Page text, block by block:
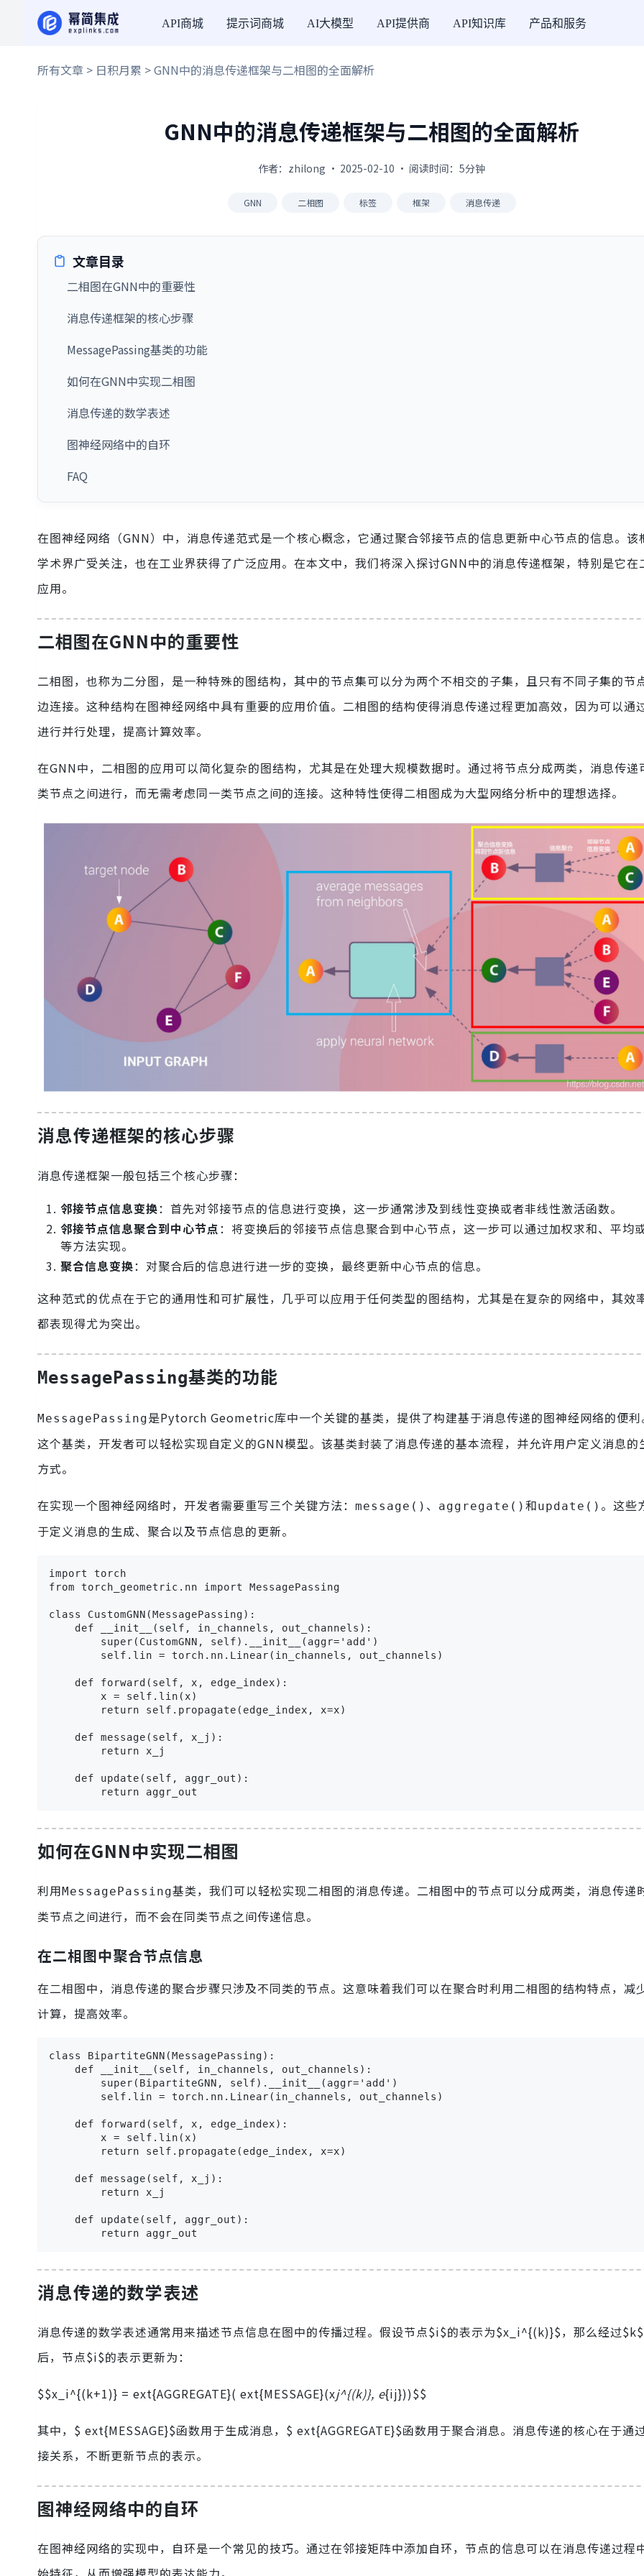
API商城 提示词商城 AI大模型 API提供商 API知识库 产品和服务
所有文章 > 日积月累 > GNN中的消息传递框架与二相图的全面解析
GNN中的消息传递框架与二相图的全面解析
作者：zhilong · 2025-02-10 · 阅读时间：5分钟
GNN 二相图 标签 框架 消息传递
文章目录
二相图在GNN中的重要性
消息传递框架的核心步骤
MessagePassing基类的功能
如何在GNN中实现二相图
消息传递的数学表述
图神经网络中的自环
FAQ
在图神经网络（GNN）中，消息传递范式是一个核心概念，它通过聚合邻接节点的信息更新中心节点的信息。该
学术界广受关注，也在工业界获得了广泛应用。在本文中，我们将深入探讨GNN中的消息传递框架，特别是它在
应用。
二相图在GNN中的重要性
二相图，也称为二分图，是一种特殊的图结构，其中的节点集可以分为两个不相交的子集，且只有不同子集的节
边连接。这种结构在图神经网络中具有重要的应用价值。二相图的结构使得消息传递过程更加高效，因为可以通
进行并行处理，提高计算效率。
在GNN中，二相图的应用可以简化复杂的图结构，尤其是在处理大规模数据时。通过将节点分成两类，消息传递
类节点之间进行，而无需考虑同一类节点之间的连接。这种特性使得二相图成为大型网络分析中的理想选择。
消息传递框架的核心步骤
消息传递框架一般包括三个核心步骤：
邻接节点信息变换：首先对邻接节点的信息进行变换，这一步通常涉及到线性变换或者非线性激活函数。
邻接节点信息聚合到中心节点 ：将变换后的邻接节点信息聚合到中心节点，这一步可以通过加权求和、平均
等方法实现。
聚合信息变换：对聚合后的信息进行进一步的变换，最终更新中心节点的信息。
这种范式的优点在于它的通用性和可扩展性，几乎可以应用于任何类型的图结构，尤其是在复杂的网络中，其效
都表现得尤为突出。
MessagePassing基类的功能
MessagePassing是Pytorch Geometric库中一个关键的基类，提供了构建基于消息传递的图神经网络的便利
这个基类，开发者可以轻松实现自定义的GNN模型。该基类封装了消息传递的基本流程，并允许用户定义消息的
方式。
在实现一个图神经网络时，开发者需要重写三个关键方法： message() 、 aggregate() 和update() 。这些
于定义消息的生成、聚合以及节点信息的更新。
import torch
from torch_geometric.nn import MessagePassing
class CustomGNN(MessagePassing):
    def __init__(self, in_channels, out_channels):
        super(CustomGNN, self).__init__(aggr='add')
        self.lin = torch.nn.Linear(in_channels, out_channels)
    def forward(self, x, edge_index):
        x = self.lin(x)
        return self.propagate(edge_index, x=x)
    def message(self, x_j):
        return x_j
    def update(self, aggr_out):
        return aggr_out
如何在GNN中实现二相图
利用MessagePassing基类，我们可以轻松实现二相图的消息传递。二相图中的节点可以分成两类，消息传递
类节点之间进行，而不会在同类节点之间传递信息。
在二相图中聚合节点信息
在二相图中，消息传递的聚合步骤只涉及不同类的节点。这意味着我们可以在聚合时利用二相图的结构特点，减
计算，提高效率。
class BipartiteGNN(MessagePassing):
    def __init__(self, in_channels, out_channels):
        super(BipartiteGNN, self).__init__(aggr='add')
        self.lin = torch.nn.Linear(in_channels, out_channels)
    def forward(self, x, edge_index):
        x = self.lin(x)
        return self.propagate(edge_index, x=x)
    def message(self, x_j):
        return x_j
    def update(self, aggr_out):
        return aggr_out
消息传递的数学表述
消息传递的数学表述通常用来描述节点信息在图中的传播过程。假设节点$i$的表示为$x_i^{(k)}$，那么经过
后，节点$i$的表示更新为：
$$x_i^{(k+1)} = ext{AGGREGATE}( ext{MESSAGE}(xj^{(k)}, e{ij}))$$
其中，$ ext{MESSAGE}$函数用于生成消息，$ ext{AGGREGATE}$函数用于聚合消息。消息传递的核心在于通
接关系，不断更新节点的表示。
图神经网络中的自环
在图神经网络的实现中，自环是一个常见的技巧。通过在邻接矩阵中添加自环，节点的信息可以在消息传递过程